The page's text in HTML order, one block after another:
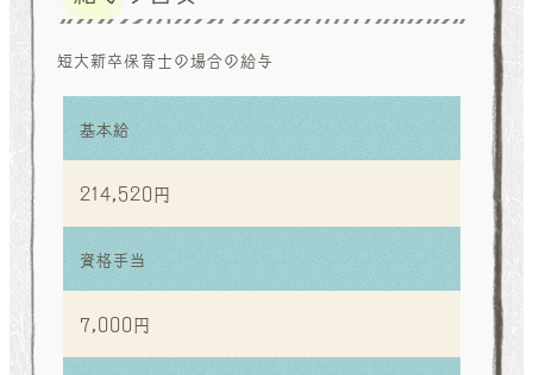
短大新卒保育士の場合の給与
基本給
214,520円
資格手当
7,000円